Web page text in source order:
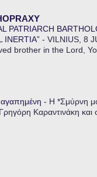
PATRIARCH
INERTIA” - VILNIUS, 8
brother in the Lord,
- Η *Σμύρνη
Καραντινάκη και